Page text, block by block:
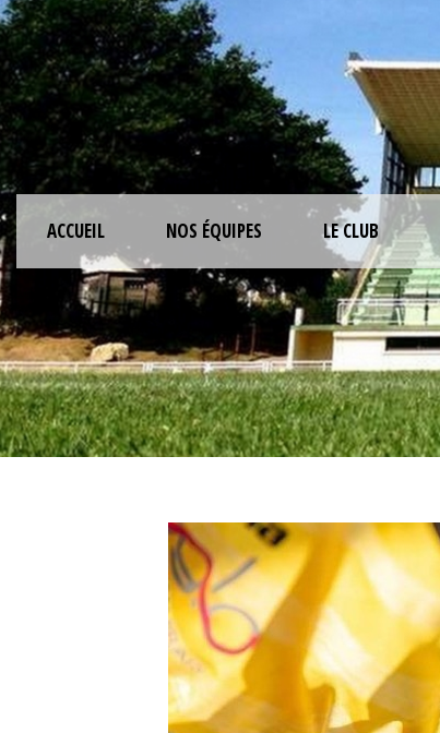
ACCUEIL NOS ÉQUIPES LE CLUB